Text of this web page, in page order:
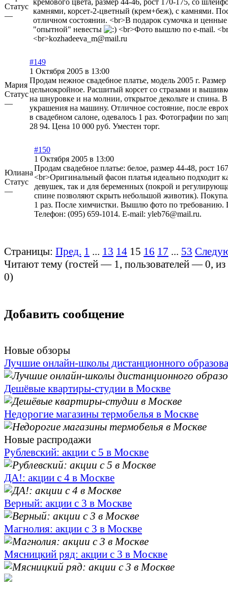
Статус
—
кремового цвета, размер 44-46, рост 170-175, со
камнями, корсет-2-цветный (крем+беж), с камнями.
отличном состоянии. <br>В подарок сумочка и
"опытной" невесты
<br>Фото вышлю по e-mail.
<br>kozhadeeva_m@mail.ru
Мария
Статус
—
#149
1 Октября 2005 в 13:00
Продам нежное свадебное платье, модель 2005 г.
цельнокройное. Расшитый корсет со стразами и
на шнуровке и на молнии, открытое декольте и спина.
украшения на машину. Отличное состояние, после
в свадебном салоне, одевалось 1 раз. Фотографии по
28 94. Цена 10 000 руб. Уместен торг.
Юлиана
Статус
—
#150
1 Октября 2005 в 13:00
Продам свадебное платье: белое, размер 44-48, рост
<br>Оригинальный фасон платья идеально подходит
девушек, так и для беременных (покрой и
спине позволяют скрыть небольшой животик).
1 раз. После химчистки. Вышлю фото по требованию.
Телефон: (095) 659-1014. E-mail: yleb76@mail.ru.
Страницы: Пред. 1 ... 13 14 15 16 17 ... 53
Читают тему (гостей — 1, пользователей —0,
0)
Добавить сообщение
Новые обзоры
Лучшие онлайн-школы дистанционного
Дешёвые квартиры-студии в Москве
Недорогие магазины термобелья в Москве
Новые распродажи
Рублевский: акции с 5 в Москве
ДА!: акции с 4 в Москве
Верный: акции с 3 в Москве
Магнолия: акции с 3 в Москве
Мясницкий ряд: акции с 3 в Москве